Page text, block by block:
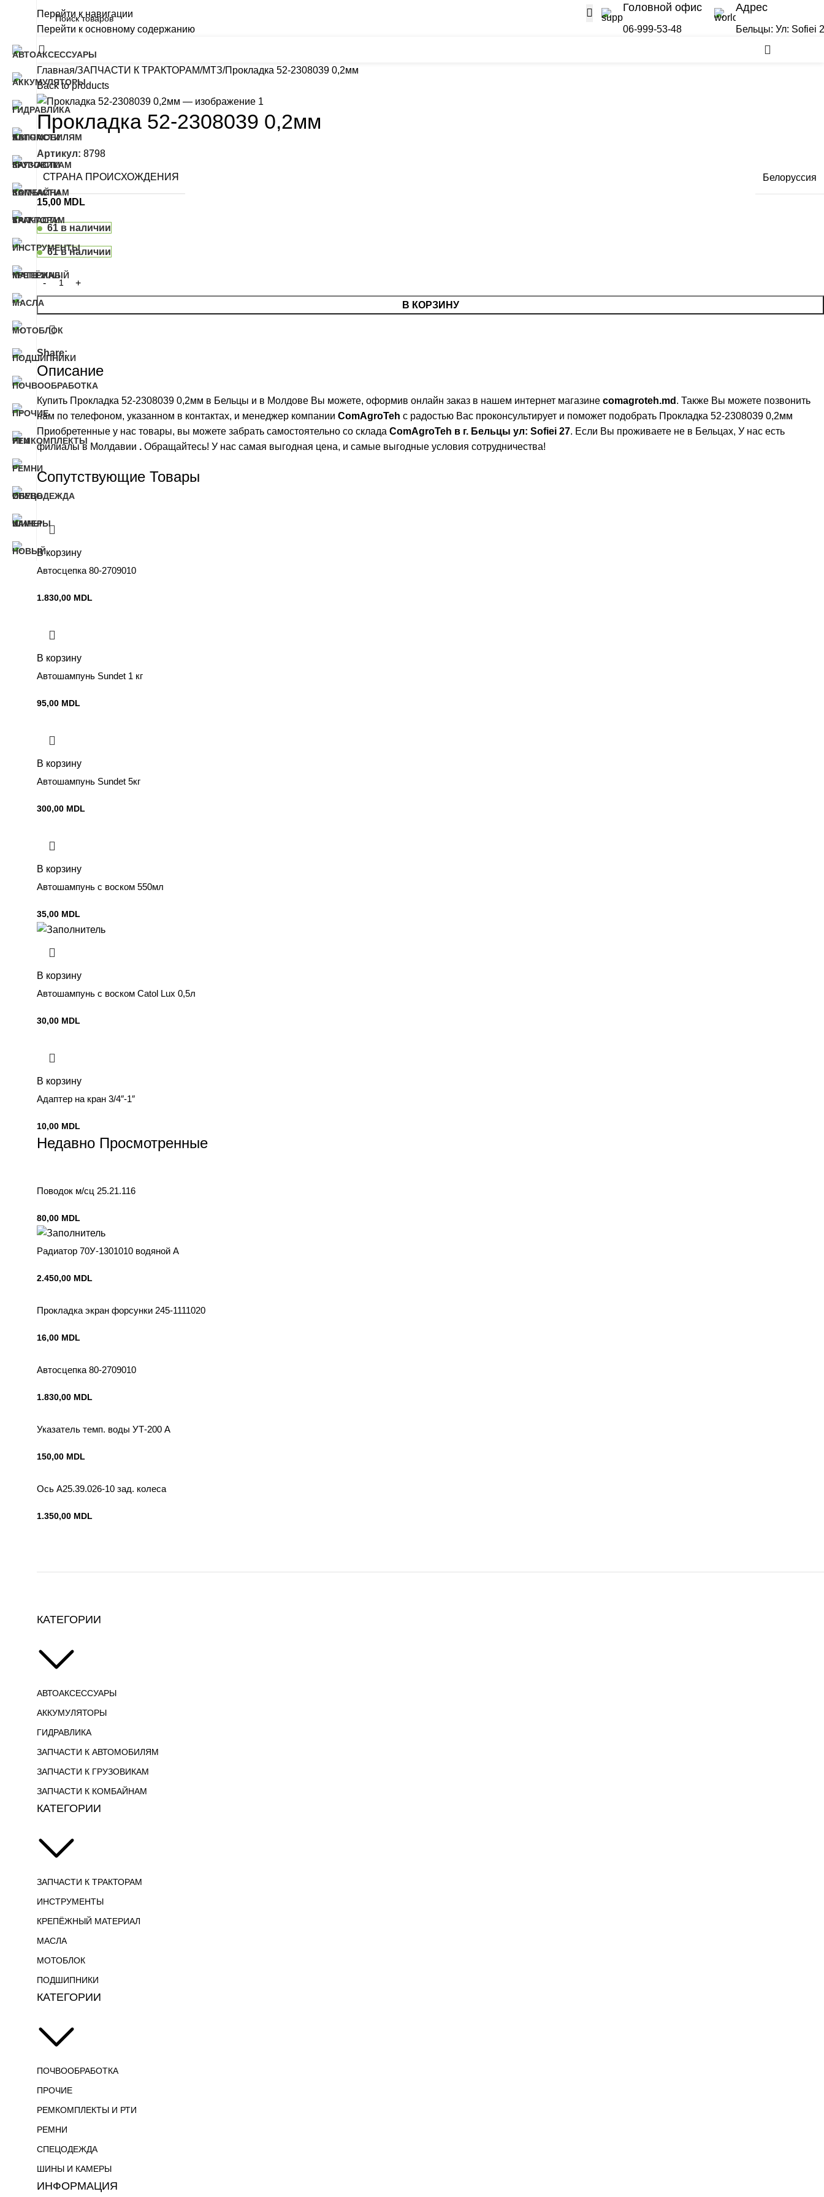
Перейти к навигации
Перейти к основному содержанию
Головной офис
06-999-53-48
Адрес
Бельцы: Ул: Sofiei
Категории
Главная ЗАПЧАСТИ К ТРАКТОРАМ МТЗ Прокладка 52-2308039 0,2мм
Back to products
Прокладка 52-2308039 0,2мм
Артикул: 8798
СТРАНА ПРОИСХОЖДЕНИЯ Белоруссия
15,00 MDL
61 в наличии
61 в наличии
В КОРЗИНУ
Share:
Описание
Купить Прокладка 52-2308039 0,2мм в Бельцы и в Молдове Вы можете, оформив онлайн заказ в нашем интернет магазине comagroteh.md . Также Вы можете позвонить
нам по телефоном, указанном в контактах, и менеджер компании ComAgroTeh с радостью Вас проконсультирует и поможет подобрать Прокладка 52-2308039 0,2мм
Приобретенные у нас товары, вы можете забрать самостоятельно со склада ComAgroTeh в г. Бельцы ул: Sofiei 27. Если Вы проживаете не в Бельцах, У нас есть
филиалы в Молдавии . Обращайтесь! У нас самая выгодная цена, и самые выгодные условия сотрудничества!
Сопутствующие Товары
В корзину
Автосцепка 80-2709010
1.830,00 MDL
В корзину
Автошампунь Sundet 1 кг
95,00 MDL
В корзину
Автошампунь Sundet 5кг
300,00 MDL
В корзину
Автошампунь с воском 550мл
35,00 MDL
В корзину
Автошампунь с воском Catol Lux 0,5л
30,00 MDL
В корзину
Адаптер на кран 3/4″-1″
10,00 MDL
Недавно Просмотренные
Поводок м/сц 25.21.116
80,00 MDL
Радиатор 70У-1301010 водяной А
2.450,00 MDL
Прокладка экран форсунки 245-1111020
16,00 MDL
Автосцепка 80-2709010
1.830,00 MDL
Указатель темп. воды УТ-200 А
150,00 MDL
Ось А25.39.026-10 зад. колеса
1.350,00 MDL
КАТЕГОРИИ
АВТОАКСЕССУАРЫ
АККУМУЛЯТОРЫ
ГИДРАВЛИКА
ЗАПЧАСТИ К АВТОМОБИЛЯМ
ЗАПЧАСТИ К ГРУЗОВИКАМ
ЗАПЧАСТИ К КОМБАЙНАМ
КАТЕГОРИИ
ЗАПЧАСТИ К ТРАКТОРАМ
ИНСТРУМЕНТЫ
КРЕПЁЖНЫЙ МАТЕРИАЛ
МАСЛА
МОТОБЛОК
ПОДШИПНИКИ
КАТЕГОРИИ
ПОЧВООБРАБОТКА
ПРОЧИЕ
РЕМКОМПЛЕКТЫ И РТИ
РЕМНИ
СПЕЦОДЕЖДА
ШИНЫ И КАМЕРЫ
ИНФОРМАЦИЯ